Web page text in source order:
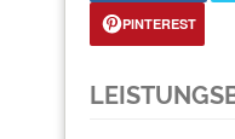
PINTEREST